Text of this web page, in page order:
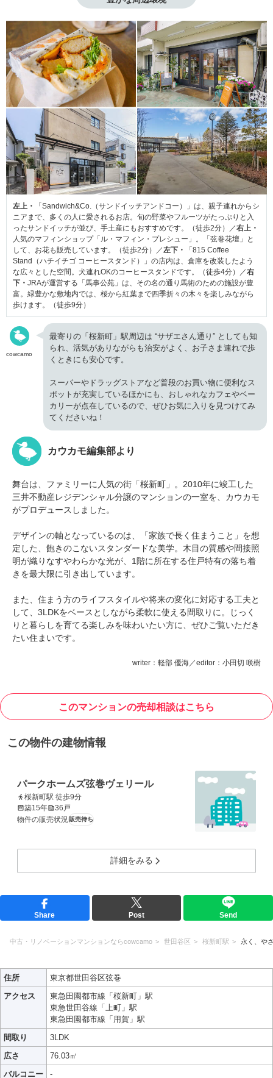
左上・
「Sandwich&Co.（サンドイッチアンドコー）」は、親子連れからシ
ニアまで、多くの人に愛されるお店。旬の野菜やフルーツがたっぷりと入
ったサンドイッチが並び、手土産にもおすすめです。（徒歩2分）／右上・
人気のマフィンショップ「ル・マフィン・プレシュー」。「弦巻花壇」と
して、お花も販売しています。（徒歩2分）／左下・
「815 Coffee
Stand（ハチイチゴ コーヒースタンド）」の店内は、倉庫を改装したよう
な広々とした空間。犬連れOKのコーヒースタンドです。（徒歩4分）／右
下・ JRAが運営する「馬事公苑」は、その名の通り馬術のための施設が豊
富。緑豊かな敷地内では、桜から紅葉まで四季折々の木々を楽しみながら
歩けます。（徒歩9分）
cowcamo
最寄りの「桜新町」駅周辺は “サザエさん通り” としても知
られ、活気がありながらも治安がよく、お子さま連れで歩
くときにも安心です。
スーパーやドラッグストアなど普段のお買い物に便利なス
ポットが充実しているほかにも、おしゃれなカフェやベー
カリーが点在しているので、ぜひお気に入りを見つけてみ
てくださいね！
カウカモ編集部より
舞台は、ファミリーに人気の街「桜新町」。2010年に竣工した
三井不動産レジデンシャル分譲のマンションの一室を、カウカモ
がプロデュースしました。
デザインの軸となっているのは、「家族で長く住まうこと」を想
定した、飽きのこないスタンダードな美学。木目の質感や間接照
明が織りなすやわらかな光が、1階に所在する住戸特有の落ち着
きを最大限に引き出しています。
また、住まう方のライフスタイルや将来の変化に対応する工夫と
して、3LDKをベースとしながら柔軟に使える間取りに。じっく
りと暮らしを育てる楽しみを味わいたい方に、ぜひご覧いただき
たい住まいです。
writer：軽部 優海／editor：小田切 咲樹
このマンションの売却相談はこちら
この物件の建物情報
パークホームズ弦巻ヴェリール
桜新町駅 徒歩9分
築15年
36戸
物件の販売状況 販売待ち
詳細をみる
Share Post Send
中古・リノベーションマンションならcowcamo 世田谷区 桜新町駅 永く、や
住所
東京都世田谷区弦巻
アクセス
東急田園都市線「桜新町」駅
東急世田谷線「上町」駅
東急田園都市線「用賀」駅
間取り
3LDK
広さ
76.03㎡
バルコニー
-